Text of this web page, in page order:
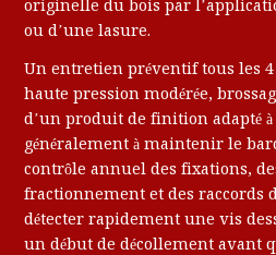
originelle du bois par
ou d’une lasure.
Un entretien préventif tous les
haute pression modérée,
d’un produit de finition adapté
généralement à maintenir le
contrôle annuel des fixations,
fractionnement et des raccords
détecter rapidement une vis
un début de décollement avant